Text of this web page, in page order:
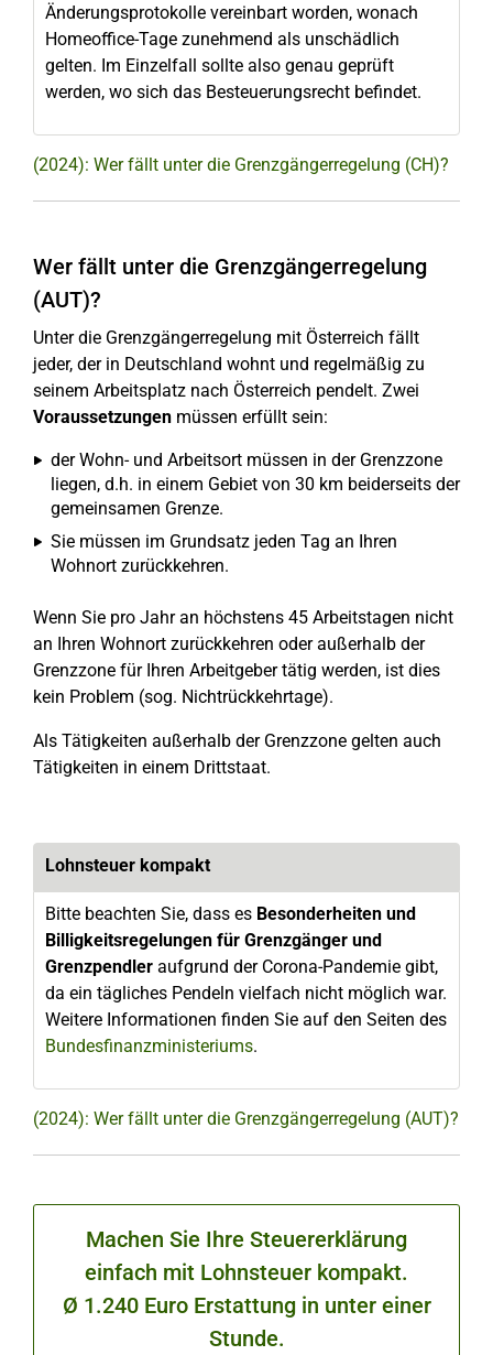
Änderungsprotokolle vereinbart worden, wonach
Homeoffice-Tage zunehmend als unschädlich
gelten. Im Einzelfall sollte also genau geprüft
werden, wo sich das Besteuerungsrecht befindet.
(2024): Wer fällt unter die Grenzgängerregelung (CH)?
Wer fällt unter die Grenzgängerregelung
(AUT)?
Unter die Grenzgängerregelung mit Österreich fällt
jeder, der in Deutschland wohnt und regelmäßig zu
seinem Arbeitsplatz nach Österreich pendelt. Zwei
Voraussetzungen müssen erfüllt sein:
der Wohn- und Arbeitsort müssen in der Grenzzone
liegen, d.h. in einem Gebiet von 30 km beiderseits der
gemeinsamen Grenze.
Sie müssen im Grundsatz jeden Tag an Ihren
Wohnort zurückkehren.
Wenn Sie pro Jahr an höchstens 45 Arbeitstagen nicht
an Ihren Wohnort zurückkehren oder außerhalb der
Grenzzone für Ihren Arbeitgeber tätig werden, ist dies
kein Problem (sog. Nichtrückkehrtage).
Als Tätigkeiten außerhalb der Grenzzone gelten auch
Tätigkeiten in einem Drittstaat.
Lohnsteuer kompakt
Bitte beachten Sie, dass es Besonderheiten und
Billigkeitsregelungen für Grenzgänger und
Grenzpendler aufgrund der Corona-Pandemie gibt,
da ein tägliches Pendeln vielfach nicht möglich war.
Weitere Informationen finden Sie auf den Seiten des
Bundesfinanzministeriums.
(2024): Wer fällt unter die Grenzgängerregelung (AUT)?
Machen Sie Ihre Steuererklärung
einfach mit Lohnsteuer kompakt.
Ø 1.240 Euro Erstattung in unter einer
Stunde.